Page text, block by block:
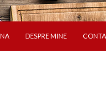
DESPRE MINE